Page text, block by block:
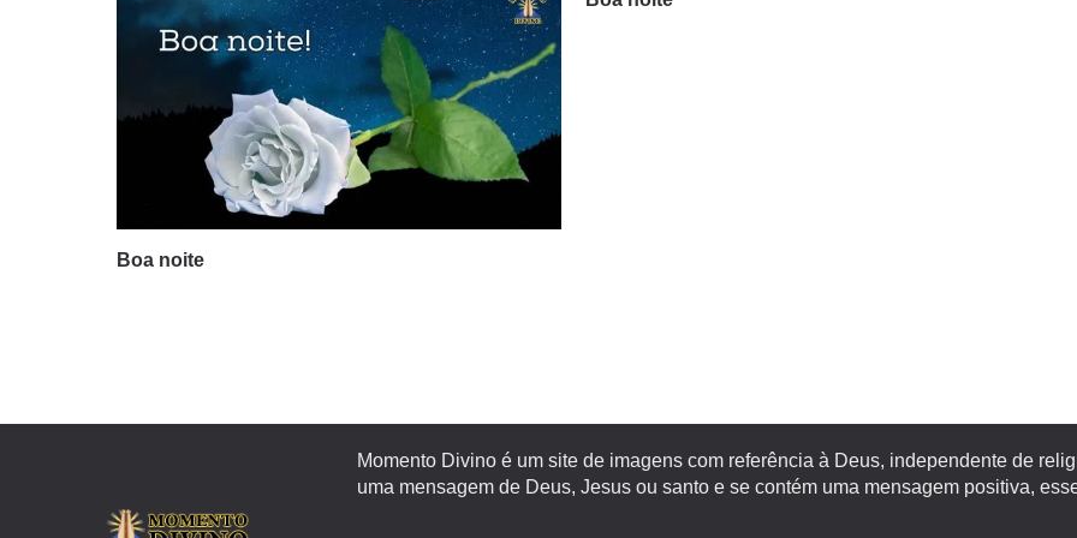
Boa noite
Momento Divino é um site de imagens com referência à Deus, independente de
uma mensagem de Deus, Jesus ou santo e se contém uma mensagem positiva,